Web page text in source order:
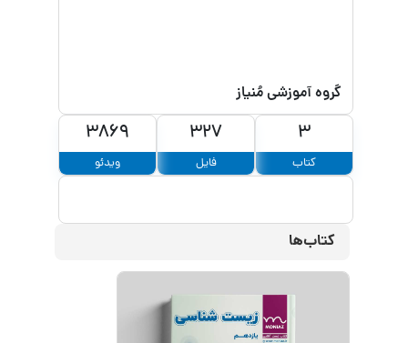
گروه آموزشی مُنیاز
3
کتاب
327
فایل
3869
ویدئو
کتاب‌ها